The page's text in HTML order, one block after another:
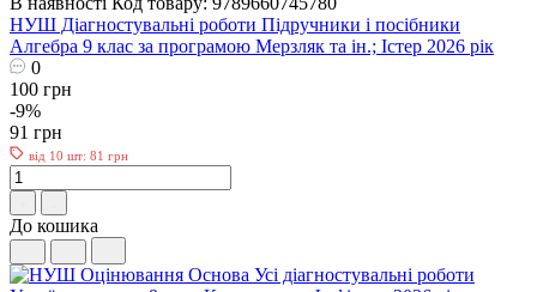
НУШ Діагностувальні роботи Пiдручники i посiбники
Алгебра 9 клас за програмою Мерзляк та ін.; Істер 2026 рік
0
100 грн
-9%
91 грн
від 10 шт: 81 грн
До кошика